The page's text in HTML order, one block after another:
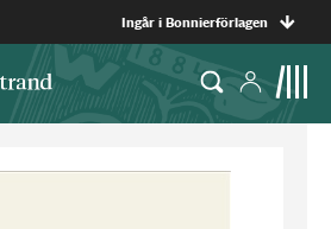
Ingår i Bonnierförlagen